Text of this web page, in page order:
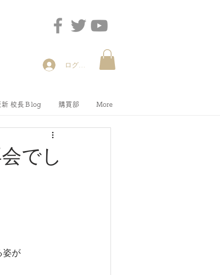
ログイン
新 校長Ｂlog 購買部 More
でし
姿が